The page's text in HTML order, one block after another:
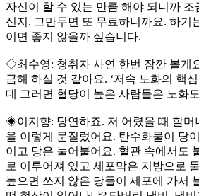
자신이 할 수 있는 만큼 해야 되니까 조
신지. 그만두면 또 무료하니까요. 하기
이면 좋지 않을까 싶습니다.
◇최수영: 청취자 사연 한번 잠깐 볼게
금해 하실 것 같아요. ‘저속 노화의 핵
데 그러면 혈당이 높은 사람들은 노화
◈이지향: 당연하죠. 저 어렸을 때 할머
을 이렇게 문질렀어요. 탄수화물이 당
이고 당은 눌어붙어요. 혈관 속에서도
로 이루어져 있고 세포막은 지방으로
높으면 쓰지 않은 당들이 세포에 가서